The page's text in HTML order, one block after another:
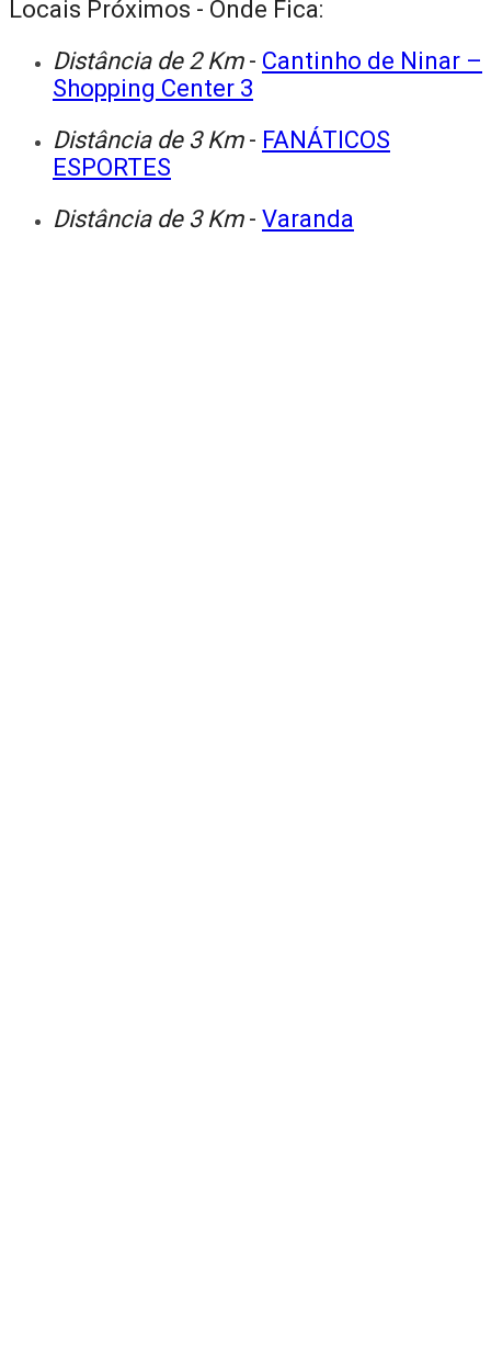
Locais Próximos - Onde Fica:
Distância de 2 Km - Cantinho de Ninar –
Shopping Center 3
Distância de 3 Km - FANÁTICOS
ESPORTES
Distância de 3 Km - Varanda